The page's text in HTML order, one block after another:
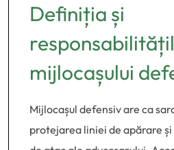
Definiția și
mijlocașului
Mijlocașul defensiv are ca
protejarea liniei de apărare